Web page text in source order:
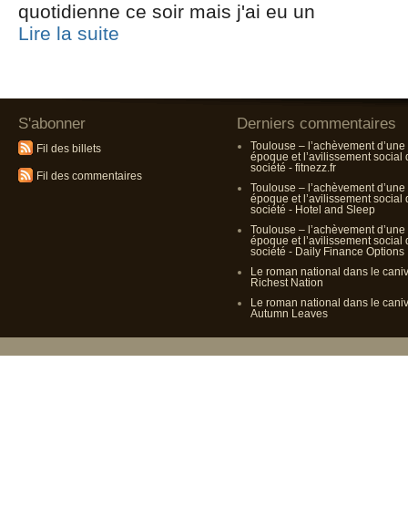
quotidienne ce soir mais j'ai eu un
Lire la suite
S'abonner
Fil des billets
Fil des commentaires
Derniers commentaires
Toulouse – l’achèvement d’une
époque et l’avilissement social
société - fitnezz.fr
Toulouse – l’achèvement d’une
époque et l’avilissement social
société - Hotel and Sleep
Toulouse – l’achèvement d’une
époque et l’avilissement social
société - Daily Finance Options
Le roman national dans le
Richest Nation
Le roman national dans le
Autumn Leaves